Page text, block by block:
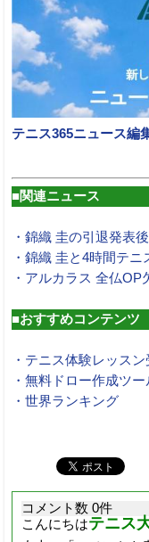
テニス365ニュース編
■関連ニュース
・錦織 圭の引退発表
・錦織 圭と4時間テニ
・アルカラス 全仏OP
■おすすめコンテンツ
・テニス体験レッスン
・無料ドロー作成ツー
・世界ランキング
コメント数 0件
こんにちはテニス